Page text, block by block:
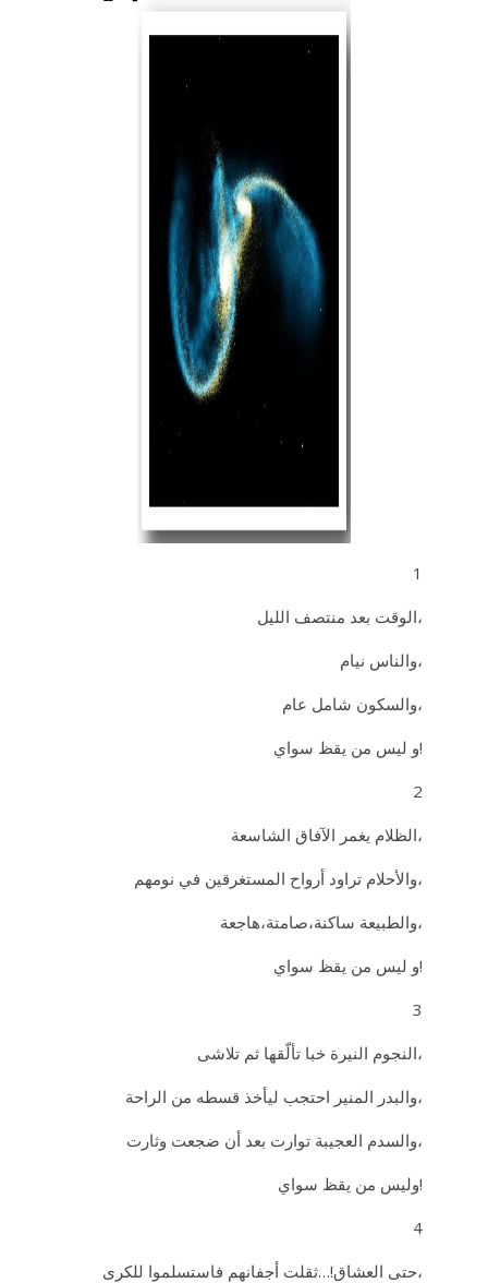
1
الوقت بعد منتصف الليل،
والناس نيام،
والسكون شامل عام،
و ليس من يقظ سواي!
2
الظلام يغمر الآفاق الشاسعة،
والأحلام تراود أرواح المستغرقين في نومهم،
والطبيعة ساكنة،صامتة،هاجعة،
و ليس من يقظ سواي!
3
النجوم النيرة خبا تألّقها ثم تلاشى،
والبدر المنير احتجب ليأخذ قسطه من الراحة،
والسدم العجيبة توارت بعد أن ضجعت وثارت،
وليس من يقظ سواي!
4
حتى العشاق!…ثقلت أجفانهم فاستسلموا للكرى،